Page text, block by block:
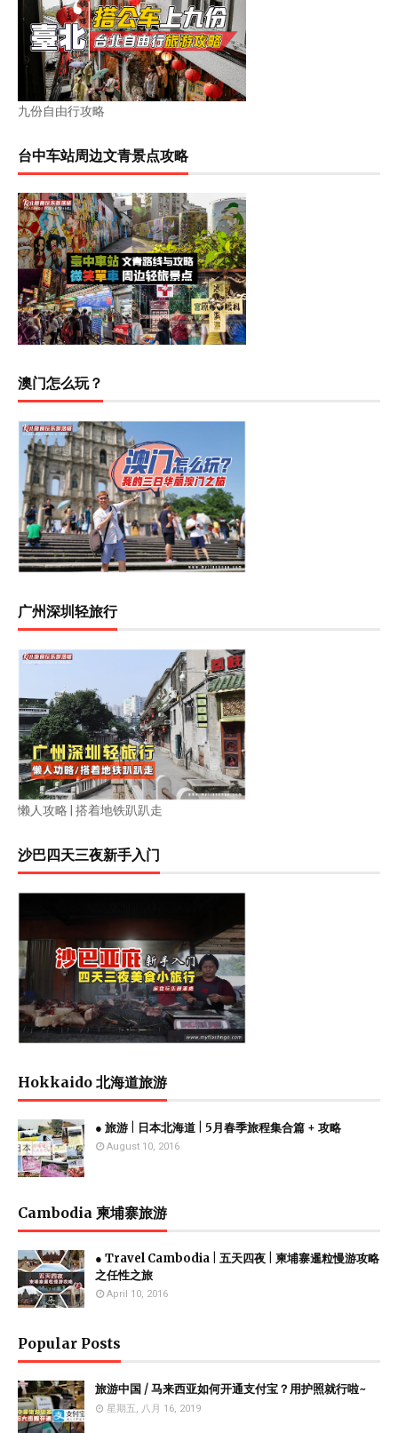
九份自由行攻略
台中车站周边文青景点攻略
澳门怎么玩？
广州深圳轻旅行
懒人攻略 | 搭着地铁趴趴走
沙巴四天三夜新手入门
Hokkaido 北海道旅游
● 旅游 | 日本北海道 | 5月春季旅程集合篇 + 攻略
August 10, 2016
Cambodia 柬埔寨旅游
● Travel Cambodia | 五天四夜 | 柬埔寨暹粒慢游攻略
之任性之旅
April 10, 2016
Popular Posts
旅游中国 / 马来西亚如何开通支付宝？用护照就行啦~
星期五, 八月 16, 2019